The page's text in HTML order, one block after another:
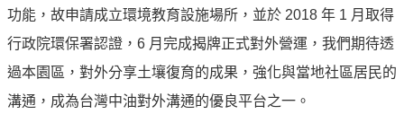
誠
信
理
功能，故申請成立環境教育設施場所，並於 2018 年 1 月取得
行政院環保署認證，6 月完成揭牌正式對外營運，我們期待透
過本園區，對外分享土壤復育的成果，強化與當地社區居民的
溝通，成為台灣中油對外溝通的優良平台之一。